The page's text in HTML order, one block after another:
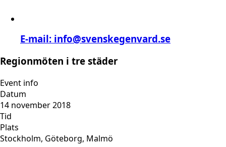
E-mail: info@svenskegenvard.se
Regionmöten i tre städer
Event info
Datum
14 november 2018
Tid
Plats
Stockholm, Göteborg, Malmö